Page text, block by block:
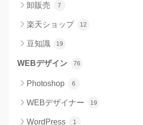
卸販売 7
楽天ショップ 12
豆知識 19
WEBデザイン 76
Photoshop 6
WEBデザイナー 19
WordPress 1